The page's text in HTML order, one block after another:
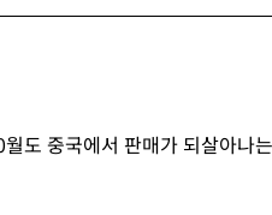
도 중국에서 판매가 되살아나